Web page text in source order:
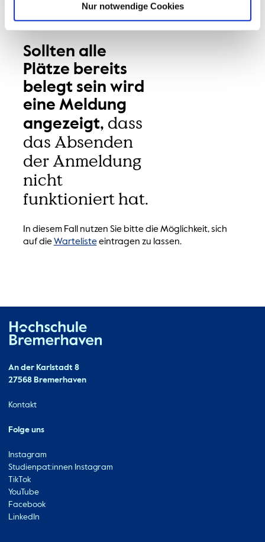
Nur notwendige Cookies
Sollten alle
Plätze bereits
belegt sein wird
eine Meldung
angezeigt, dass
das Absenden
der Anmeldung
nicht
funktioniert hat.
In diesem Fall nutzen Sie bitte die Möglichkeit, sich
auf dieWartelisteeintragen zu lassen.
Kontakt
An der Karlstadt 8
27568 Bremerhaven
Ressourcen
Kontakt
Folge uns
Instagram
Studienpat:innen Instagram
TikTok
YouTube
Facebook
LinkedIn